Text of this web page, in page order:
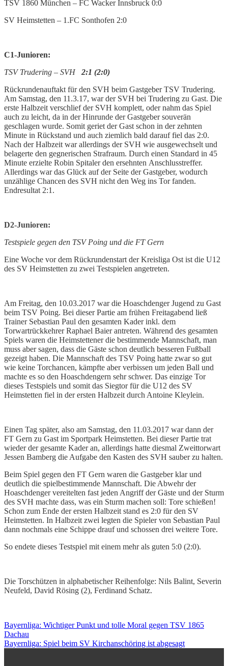
TSV 1860 München – FC Wacker Innsbruck 0:0
SV Heimstetten – 1.FC Sonthofen 2:0
C1-Junioren:
TSV Trudering – SVH 2:1 (2:0)
Rückrundenauftakt für den SVH beim Gastgeber TSV Trudering.
Am Samstag, den 11.3.17, war der SVH bei Trudering zu Gast. Die
erste Halbzeit verschlief der SVH komplett, oder nahm das Spiel
auch zu leicht, da in der Hinrunde der Gastgeber souverän
geschlagen wurde. Somit geriet der Gast schon in der zehnten
Minute in Rückstand und auch ziemlich bald darauf fiel das 2:0.
Nach der Halbzeit war allerdings der SVH wie ausgewechselt und
belagerte den gegnerischen Strafraum. Durch einen Standard in 45
Minute erzielte Robin Spitaler den ersehnten Anschlusstreffer.
Allerdings war das Glück auf der Seite der Gastgeber, wodurch
unzählige Chancen des SVH nicht den Weg ins Tor fanden.
Endresultat 2:1.
D2-Junioren:
Testspiele gegen den TSV Poing und die FT Gern
Eine Woche vor dem Rückrundenstart der Kreisliga Ost ist die U12
des SV Heimstetten zu zwei Testspielen angetreten.
Am Freitag, den 10.03.2017 war die Hoaschdenger Jugend zu Gast
beim TSV Poing. Bei dieser Partie am frühen Freitagabend ließ
Trainer Sebastian Paul den gesamten Kader inkl. dem
Torwartrückkehrer Raphael Baier antreten. Während des gesamten
Spiels waren die Heimstettener die bestimmende Mannschaft, man
muss aber sagen, dass die Gäste schon deutlich besseren Fußball
gezeigt haben. Die Mannschaft des TSV Poing hatte zwar so gut
wie keine Torchancen, kämpfte aber verbissen um jeden Ball und
machte es so den Hoaschdengern sehr schwer. Das einzige Tor
dieses Testspiels und somit das Siegtor für die U12 des SV
Heimstetten fiel in der ersten Halbzeit durch Antoine Kleylein.
Einen Tag später, also am Samstag, den 11.03.2017 war dann der
FT Gern zu Gast im Sportpark Heimstetten. Bei dieser Partie trat
wieder der gesamte Kader an, allerdings hatte diesmal Zweittorwart
Jessen Bamberg die Aufgabe den Kasten des SVH sauber zu halten.
Beim Spiel gegen den FT Gern waren die Gastgeber klar und
deutlich die spielbestimmende Mannschaft. Die Abwehr der
Hoaschdenger vereitelten fast jeden Angriff der Gäste und der Sturm
des SVH machte dass, was ein Sturm machen soll: Tore schießen!
Schon zum Ende der ersten Halbzeit stand es 2:0 für den SV
Heimstetten. In Halbzeit zwei legten die Spieler von Sebastian Paul
dann nochmals eine Schippe drauf und schossen drei weitere Tore.
So endete dieses Testspiel mit einem mehr als guten 5:0 (2:0).
Die Torschützen in alphabetischer Reihenfolge: Nils Balint, Severin
Neufeld, David Rösing (2), Ferdinand Schatz.
Bayernliga: Wichtiger Punkt und tolle Moral gegen TSV 1865
Dachau
Bayernliga: Spiel beim SV Kirchanschöring ist abgesagt